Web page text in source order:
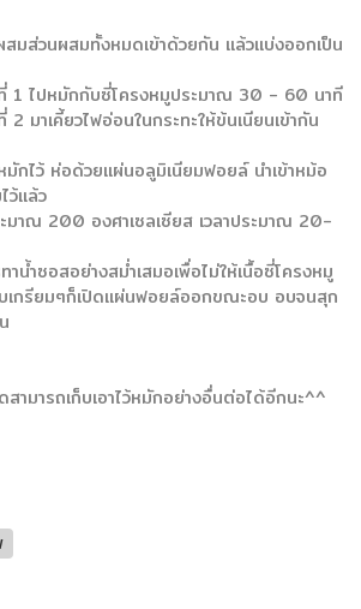
สมส่วนผสมทั้งหมดเข้าด้วยกัน แล้วแบ่งออกเป็น
1 ไปหมักกับซี่โครงหมูประมาณ 30 - 60 นาที
2 มาเคี้ยวไฟอ่อนในกระทะให้ข้นเนียนเข้ากัน
มักไว้ ห่อด้วยแผ่นอลูมิเนียมฟอยล์ นำเข้าหม้อ
ว้แล้ว
าณ 200 องศาเซลเซียส เวลาประมาณ 20-
าน้ำซอสอย่างสม่ำเสมอเพื่อไม่ให้เนื้อซี่โครงหมู
เกรียมๆก็เปิดแผ่นฟอยล์ออกขณะอบ อบจนสุก
ามารถเก็บเอาไว้หมักอย่างอื่นต่อได้อีกนะ^^